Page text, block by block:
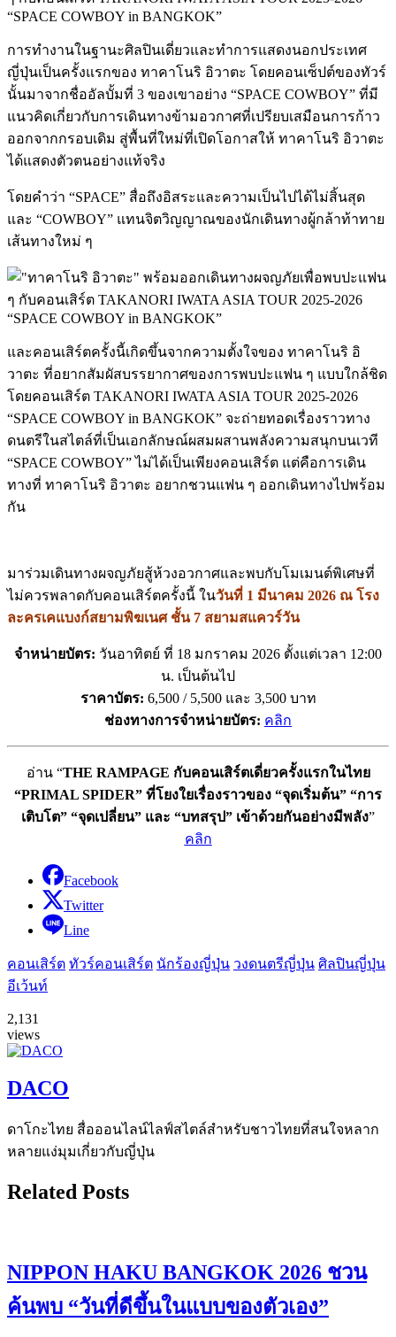
การทำงานในฐานะศิลปินเดี่ยวและทำการแสดงนอกประเทศ
ญี่ปุ่นเป็นครั้งแรกของ ทาคาโนริ อิวาตะ โดยคอนเซ็ปต์ของทัวร์
นั้นมาจากชื่ออัลบั้มที่ 3 ของเขาอย่าง “SPACE COWBOY” ที่มี
แนวคิดเกี่ยวกับการเดินทางข้ามอวกาศที่เปรียบเสมือนการก้าว
ออกจากกรอบเดิม สู่พื้นที่ใหม่ที่เปิดโอกาสให้ ทาคาโนริ อิวาตะ
ได้แสดงตัวตนอย่างแท้จริง
โดยคำว่า “SPACE” สื่อถึงอิสระและความเป็นไปได้ไม่สิ้นสุด
และ “COWBOY” แทนจิตวิญญาณของนักเดินทางผู้กล้าท้าทาย
เส้นทางใหม่ ๆ
และคอนเสิร์ตครั้งนี้เกิดขึ้นจากความตั้งใจของ ทาคาโนริ อิ
วาตะ ที่อยากสัมผัสบรรยากาศของการพบปะแฟน ๆ แบบใกล้ชิด
โดยคอนเสิร์ต TAKANORI IWATA ASIA TOUR 2025-2026
“SPACE COWBOY in BANGKOK” จะถ่ายทอดเรื่องราวทาง
ดนตรีในสไตล์ที่เป็นเอกลักษณ์ผสมผสานพลังความสนุกบนเวที
“SPACE COWBOY” ไม่ได้เป็นเพียงคอนเสิร์ต แต่คือการเดิน
ทางที่ ทาคาโนริ อิวาตะ อยากชวนแฟน ๆ ออกเดินทางไปพร้อม
กัน
มาร่วมเดินทางผจญภัยสู้ห้วงอวกาศและพบกับโมเมนต์พิเศษที่
ไม่ควรพลาดกับคอนเสิร์ตครั้งนี้ ในวันที่ 1 มีนาคม 2026 ณ โรง
ละครเคแบงก์สยามพิฆเนศ ชั้น 7 สยามสแควร์วัน
จำหน่ายบัตร: วันอาทิตย์ ที่ 18 มกราคม 2026 ตั้งแต่เวลา 12:00
น. เป็นต้นไป
ราคาบัตร: 6,500 / 5,500 และ 3,500 บาท
ช่องทางการจำหน่ายบัตร: คลิก
อ่าน “THE RAMPAGE กับคอนเสิร์ตเดี่ยวครั้งแรกในไทย
“PRIMAL SPIDER” ที่โยงใยเรื่องราวของ “จุดเริ่มต้น” “การ
เติบโต” “จุดเปลี่ยน” และ “บทสรุป” เข้าด้วยกันอย่างมีพลัง”
คลิก
Facebook
Twitter
Line
คอนเสิร์ต ทัวร์คอนเสิร์ต นักร้องญี่ปุ่น วงดนตรีญี่ปุ่น ศิลปินญี่ปุ่น
อีเว้นท์
2,131
views
DACO
ดาโกะไทย สื่อออนไลน์ไลฟ์สไตล์สำหรับชาวไทยที่สนใจหลาก
หลายแง่มุมเกี่ยวกับญี่ปุ่น
Related Posts
NIPPON HAKU BANGKOK 2026 ชวน
ค้นพบ “วันที่ดีขึ้นในแบบของตัวเอง”